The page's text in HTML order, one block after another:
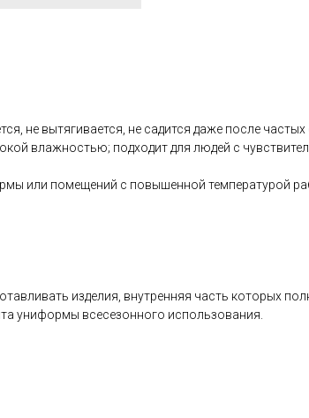
не вытягивается, не садится даже после частых
влажностью; подходит для людей с
или помещений с повышенной температурой
изделия, внутренняя часть которых
униформы всесезонного использования.